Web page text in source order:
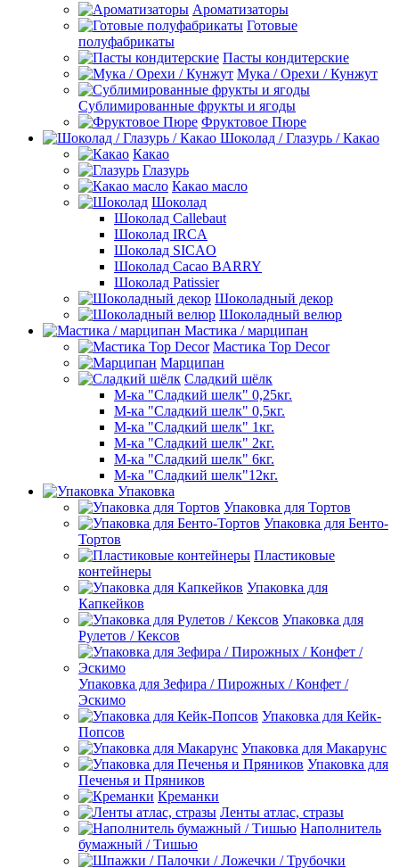
Ароматизаторы
Готовые
полуфабрикаты
Пасты кондитерские
Мука / Орехи / Кунжут
Сублимированные фрукты и ягоды
Фруктовое Пюре
Шоколад / Глазурь / Какао
Какао
Глазурь
Какао масло
Шоколад
Шоколад Callebaut
Шоколад IRCA
Шоколад SICAO
Шоколад Cacao BARRY
Шоколад Patissier
Шоколадный декор
Шоколадный велюр
Мастика / марципан
Мастика Top Decor
Марципан
Сладкий шёлк
М-ка "Сладкий шелк" 0,25кг.
М-ка "Сладкий шелк" 0,5кг.
М-ка "Сладкий шелк" 1кг.
М-ка "Сладкий шелк" 2кг.
М-ка "Сладкий шелк" 6кг.
М-ка "Сладкий шелк"12кг.
Упаковка
Упаковка для Тортов
Упаковка для Бенто-
Тортов
Пластиковые
контейнеры
Упаковка для
Капкейков
Упаковка для
Рулетов / Кексов
Упаковка для Зефира / Пирожных / Конфет /
Эскимо
Упаковка для Кейк-
Попсов
Упаковка для Макарунс
Упаковка для
Печенья и Пряников
Креманки
Ленты атлас, стразы
Наполнитель
бумажный / Тишью